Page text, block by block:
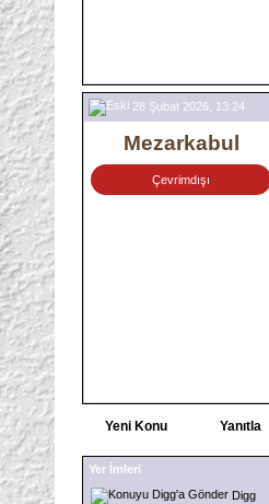
28 Şubat 2026, 13:24
Mezarkabul
Çevrimdışı
Yeni Konu Yanıtla
Yer İmleri
Digg